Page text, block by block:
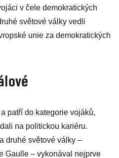
v čele demokratických
světové války vedli
unie za demokratických
patří do kategorie vojáků,
na politickou kariéru.
druhé světové války –
Gaulle – vykonával nejprve